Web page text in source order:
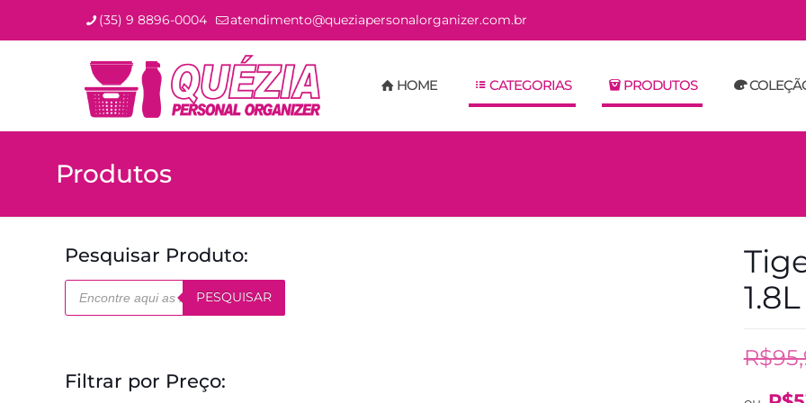
(35) 9 8896-0004 atendimento@queziapersonalorganizer.com.br
HOME CATEGORIAS PRODUTOS
Produtos
1.8L
R$
Pesquisar Produto:
Pesquisar
produtos PESQUISAR
Filtrar por Preço: